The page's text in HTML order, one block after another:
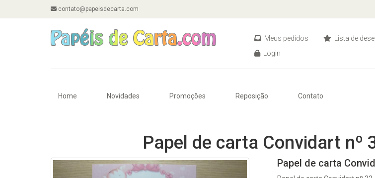
contato@papeisdecarta.com
Meus pedidos Lista de
Login
Home Novidades Promoções Reposição Contato
Papel de carta Convidart nº
Papel de carta